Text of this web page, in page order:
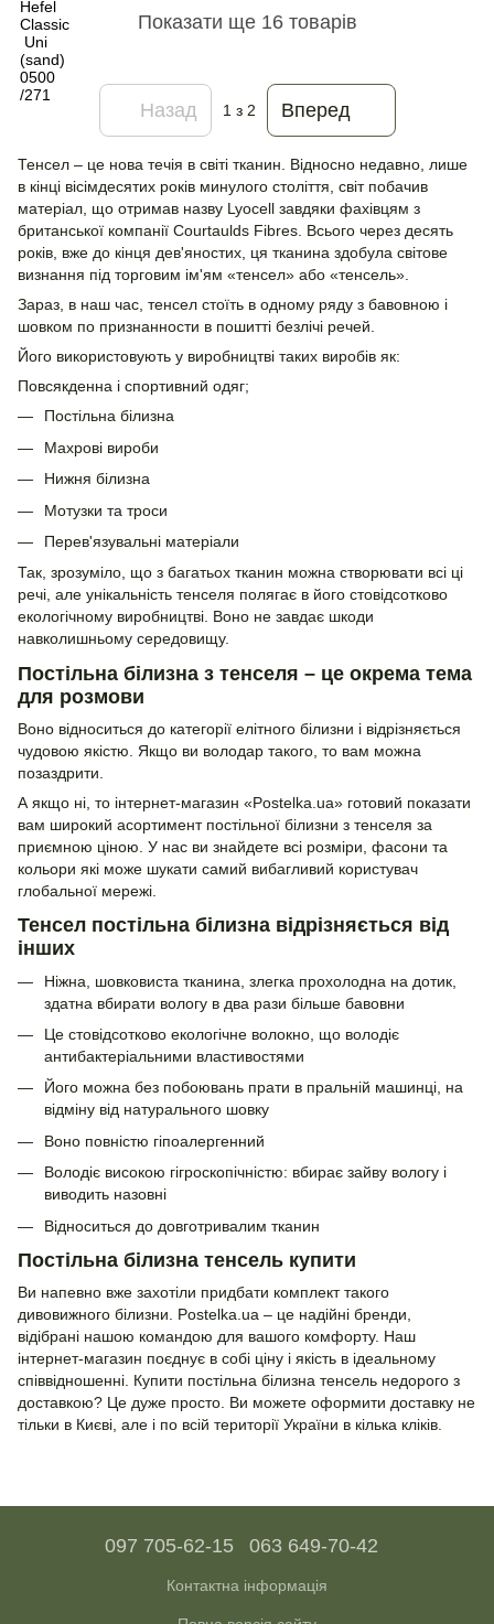
Показати ще 16 товарів
Назад 1з 2 Вперед
Тенсел – це нова течія в світі тканин. Відносно недавно, лише
в кінці вісімдесятих років минулого століття, світ побачив
матеріал, що отримав назву Lyocell завдяки фахівцям з
британської компанії Courtaulds Fibres. Всього через десять
років, вже до кінця дев'яностих, ця тканина здобула світове
визнання під торговим ім'ям «тенсел» або «тенсель».
Зараз, в наш час, тенсел стоїть в одному ряду з бавовною і
шовком по признанности в пошитті безлічі речей.
Його використовують у виробництві таких виробів як:
Повсякденна і спортивний одяг;
Постільна білизна
Махрові вироби
Нижня білизна
Мотузки та троси
Перев'язувальні матеріали
Так, зрозуміло, що з багатьох тканин можна створювати всі ці
речі, але унікальність тенселя полягає в його стовідсотково
екологічному виробництві. Воно не завдає шкоди
навколишньому середовищу.
Постільна білизна з тенселя – це окрема тема
для розмови
Воно відноситься до категорії елітного білизни і відрізняється
чудовою якістю. Якщо ви володар такого, то вам можна
позаздрити.
А якщо ні, то інтернет-магазин «Postelka.ua» готовий показати
вам широкий асортимент постільної білизни з тенселя за
приємною ціною. У нас ви знайдете всі розміри, фасони та
кольори які може шукати самий вибагливий користувач
глобальної мережі.
Тенсел постільна білизна відрізняється від
інших
Ніжна, шовковиста тканина, злегка прохолодна на дотик,
здатна вбирати вологу в два рази більше бавовни
Це стовідсотково екологічне волокно, що володіє
антибактеріальними властивостями
Його можна без побоювань прати в пральній машинці, на
відміну від натурального шовку
Воно повністю гіпоалергенний
Володіє високою гігроскопічністю: вбирає зайву вологу і
виводить назовні
Відноситься до довготривалим тканин
Постільна білизна тенсель купити
Ви напевно вже захотіли придбати комплект такого
дивовижного білизни. Postelka.ua – це надійні бренди,
відібрані нашою командою для вашого комфорту. Наш
інтернет-магазин поєднує в собі ціну і якість в ідеальному
співвідношенні. Купити постільна білизна тенсель недорого з
доставкою? Це дуже просто. Ви можете оформити доставку не
тільки в Києві, але і по всій території України в кілька кліків.
097 705-62-15 063 649-70-42
Контактна інформація